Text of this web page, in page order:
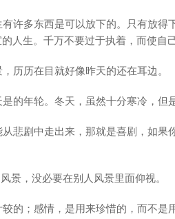
许多东西是可以放下的。只有放得
人生。千万不要过于执着，而使自
历历在目就好像昨天的还在耳边。
的年轮。冬天，虽然十分寒冷，但
悲剧中走出来，那就是喜剧，如果
景，没必要在别人风景里面仰视。
的；感情，是用来珍惜的，而不是